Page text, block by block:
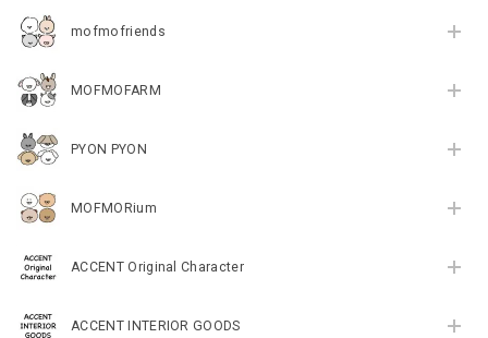
mofmofriends
MOFMOFARM
PYON PYON
MOFMORium
ACCENT Original Character
ACCENT INTERIOR GOODS